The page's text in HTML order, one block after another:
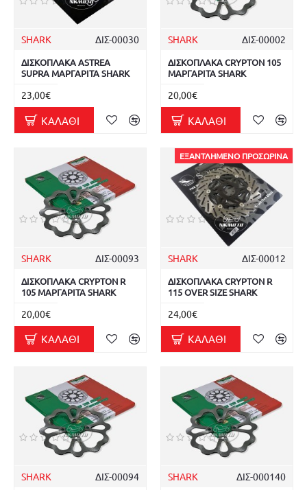
SHARK ΔΙΣ-00030
ΔΙΣΚΟΠΛΑΚΑ ASTREA
SUPRA ΜΑΡΓΑΡΙΤΑ SHARK
23,00€
ΚΑΛΆΘΙ
SHARK ΔΙΣ-00002
ΔΙΣΚΟΠΛΑΚΑ CRYPTON 105
ΜΑΡΓΑΡΙΤΑ SHARK
20,00€
ΚΑΛΆΘΙ
SHARK ΔΙΣ-00093
ΔΙΣΚΟΠΛΑΚΑ CRYPTON R
105 ΜΑΡΓΑΡΙΤΑ SHARK
20,00€
ΚΑΛΆΘΙ
ΕΞΑΝΤΛΗΜΈΝΟ ΠΡΟΣΩΡΙΝΆ
SHARK ΔΙΣ-00012
ΔΙΣΚΟΠΛΑΚΑ CRYPTON R
115 OVER SIZE SHARK
24,00€
ΚΑΛΆΘΙ
SHARK ΔΙΣ-00094 SHARK ΔΙΣ-000140